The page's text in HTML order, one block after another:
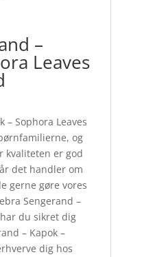
–
Leaves
– Sophora Leaves
og
kvaliteten er god
det handler om
gerne gøre vores
Sengerand –
har du sikret dig
– Kapok –
dig hos